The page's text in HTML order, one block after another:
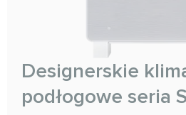
Designerskie
podłogowe seria